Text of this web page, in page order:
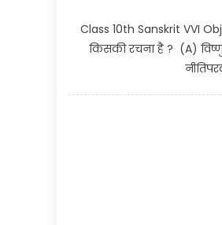
Class 10th Sanskrit VVI
किसकी रचना है ? (A)